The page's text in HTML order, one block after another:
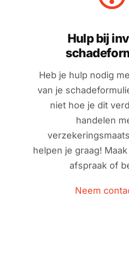
Schadeherstel
Zo herstellen wij
Contact
Hulp bij
Heb je hulp nodig
van je
niet hoe je dit
handelen
helpen je graag!
afspraak of
Neem